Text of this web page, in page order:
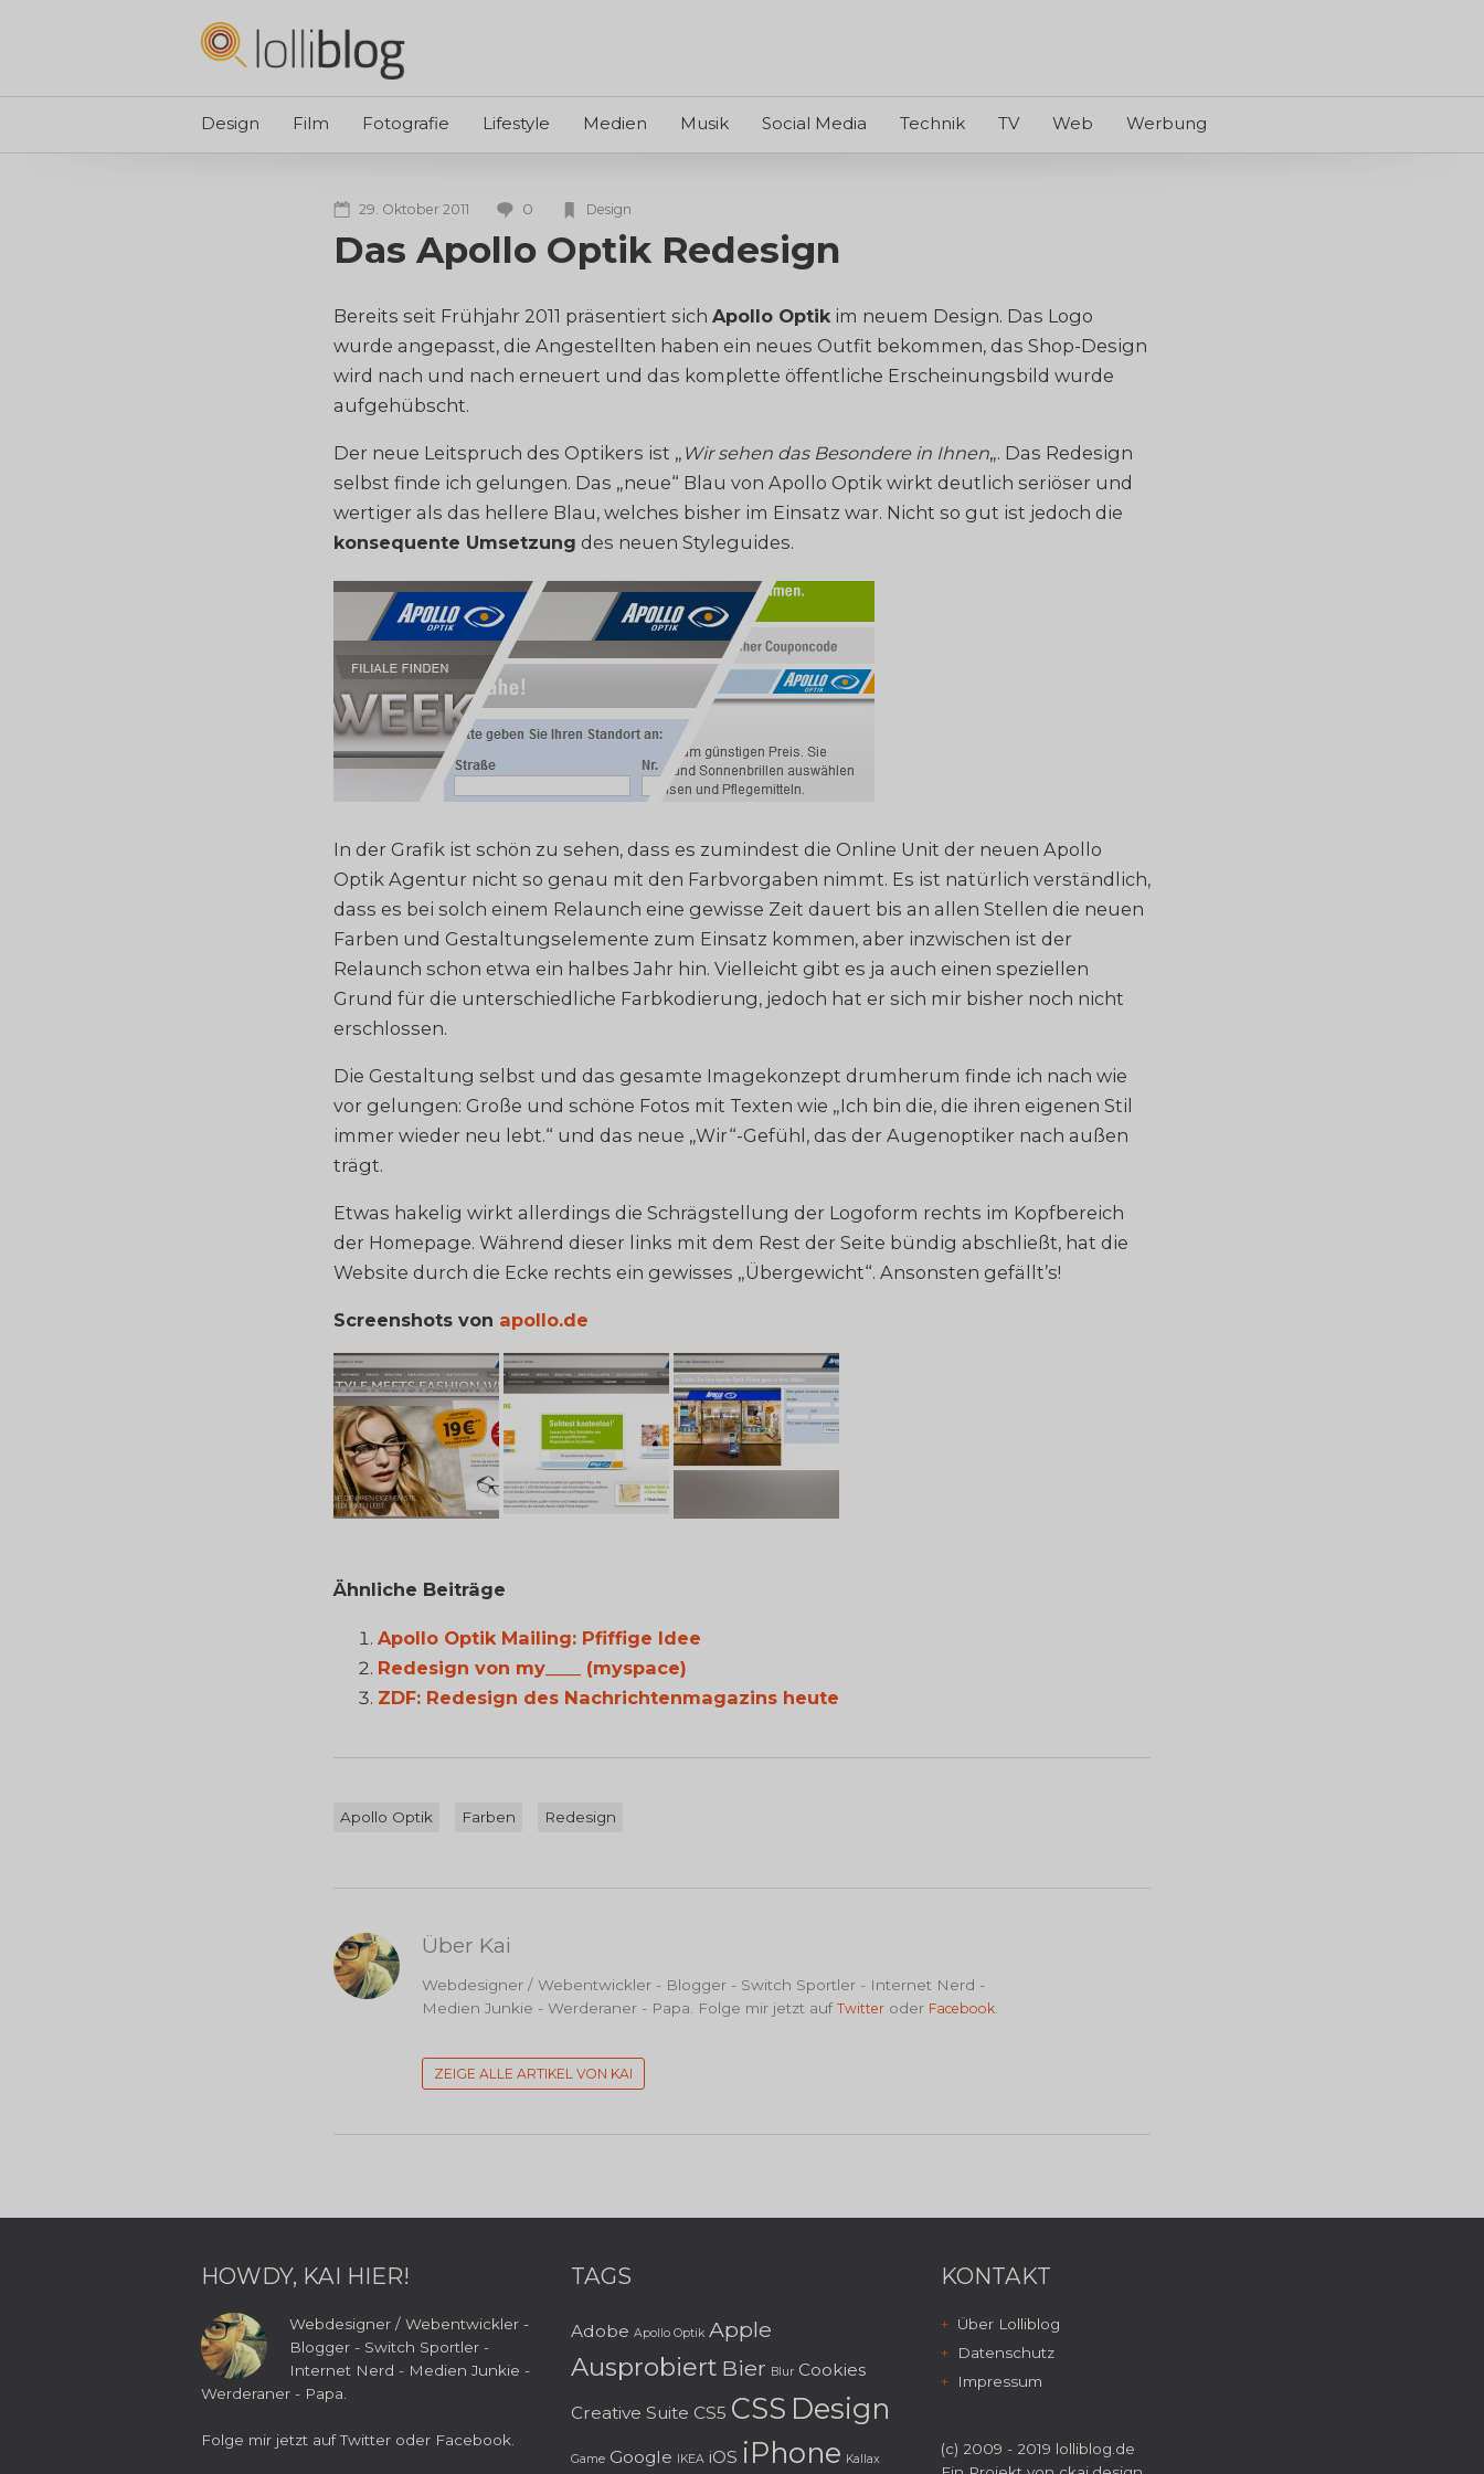
Design Film Fotografie Lifestyle Medien Musik Social Media Technik TV Web Werbung
29. Oktober 2011 0 Design
Das Apollo Optik Redesign
Bereits seit Frühjahr 2011 präsentiert sich Apollo Optikim neuem Design. Das Logo
wurde angepasst, die Angestellten haben ein neues Outfit bekommen, das Shop-Design
wird nach und nach erneuert und das komplette öffentliche Erscheinungsbild wurde
aufgehübscht.
Der neue Leitspruch des Optikers ist „ Wir sehen das Besondere in Ihnen„. Das Redesign
selbst finde ich gelungen. Das „neue“ Blau von Apollo Optik wirkt deutlich seriöser und
wertiger als das hellere Blau, welches bisher im Einsatz war. Nicht so gut ist jedoch die
konsequente Umsetzung des neuen Styleguides.
In der Grafik ist schön zu sehen, dass es zumindest die Online Unit der neuen Apollo
Optik Agentur nicht so genau mit den Farbvorgaben nimmt. Es ist natürlich verständlich,
dass es bei solch einem Relaunch eine gewisse Zeit dauert bis an allen Stellen die neuen
Farben und Gestaltungselemente zum Einsatz kommen, aber inzwischen ist der
Relaunch schon etwa ein halbes Jahr hin. Vielleicht gibt es ja auch einen speziellen
Grund für die unterschiedliche Farbkodierung, jedoch hat er sich mir bisher noch nicht
erschlossen.
Die Gestaltung selbst und das gesamte Imagekonzept drumherum finde ich nach wie
vor gelungen: Große und schöne Fotos mit Texten wie „Ich bin die, die ihren eigenen Stil
immer wieder neu lebt.“ und das neue „Wir“-Gefühl, das der Augenoptiker nach außen
trägt.
Etwas hakelig wirkt allerdings die Schrägstellung der Logoform rechts im Kopfbereich
der Homepage. Während dieser links mit dem Rest der Seite bündig abschließt, hat die
Website durch die Ecke rechts ein gewisses „Übergewicht“. Ansonsten gefällt’s!
Screenshots von apollo.de
Ähnliche Beiträge
Apollo Optik Mailing: Pfiffige Idee
Redesign von my____ (myspace)
ZDF: Redesign des Nachrichtenmagazins heute
Apollo Optik Farben Redesign
Über Kai
Webdesigner / Webentwickler - Blogger - Switch Sportler - Internet Nerd -
Medien Junkie - Werderaner - Papa. Folge mir jetzt auf Twitter oder Facebook
ZEIGE ALLE ARTIKEL VON KAI
HOWDY, KAI HIER!
Webdesigner / Webentwickler -
Blogger - Switch Sportler -
Internet Nerd - Medien Junkie -
Werderaner - Papa.
Folge mir jetzt aufTwitter oder Facebook
TAGS
Adobe Apollo Optik Apple
Ausprobiert Bier Blur Cookies
Creative Suite CS5 CSS Design
Game Google IKEA iOS iPhone Kallax
KONTAKT
Über Lolliblog
Datenschutz
Impressum
(c) 2009 - 2019 lolliblog.de